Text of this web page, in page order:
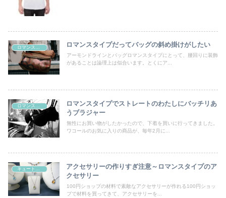
ロマンスタイプだってバッグの斜め掛けがしたい
アーモンドラインとバッグロマンスタイプにとって、腰回りに装飾
があることは論理上は似合います。とくにア...
ロマンスタイプでストレートのわたしにバッチリあ
うブラジャー
無性にお買い物がしたかったので、下着を買いに行ってきました。
ワコールのお気に入りの商品が、毎年2月に...
アクセサリーの作りすぎ注意～ロマンスタイプのア
クセサリー
100円ショップの材料で素敵なアクセサリーが作れる100円ショッ
プで材料を買ってきて、アクセサリーを...